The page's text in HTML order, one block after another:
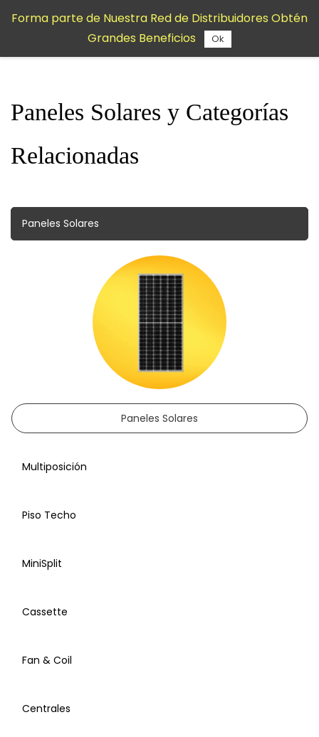
contenido
Paneles Solares y Categorías
Relacionadas
Paneles Solares
Paneles Solares
Multiposición
Piso Techo
MiniSplit
Cassette
Fan & Coil
Centrales
Forma parte de Nuestra Red de Distribuidores Obtén
Grandes Beneficios
Ok